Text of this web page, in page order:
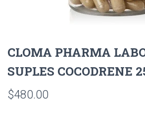
CLOMA PHARMA
SUPLES COCODRENE
$480.00